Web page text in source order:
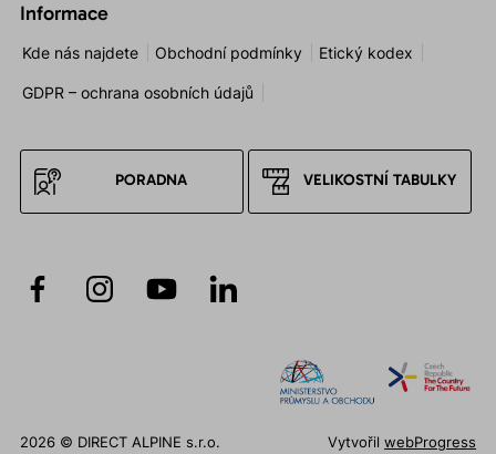
Informace
Kde nás najdete Obchodní podmínky Etický kodex
GDPR – ochrana osobních údajů
PORADNA VELIKOSTNÍ TABULKY
2026 © DIRECT ALPINE s.r.o. VytvořilwebProgress